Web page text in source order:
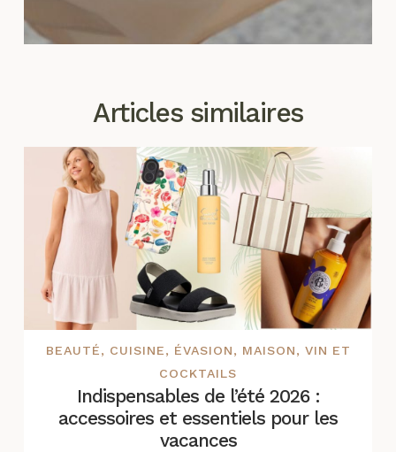
Articles similaires
BEAUTÉ, CUISINE, ÉVASION, MAISON, VIN ET
COCKTAILS
Indispensables de l’été 2026 :
accessoires et essentiels pour les
vacances